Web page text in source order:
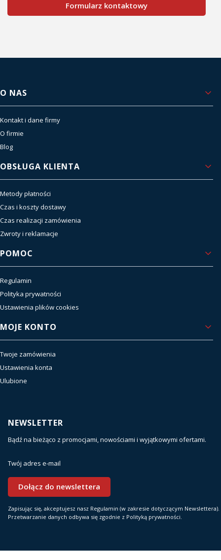
Formularz kontaktowy
Linki w stopce
O NAS
Kontakt i dane firmy
O firmie
Blog
OBSŁUGA KLIENTA
Metody płatności
Czas i koszty dostawy
Czas realizacji zamówienia
Zwroty i reklamacje
POMOC
Regulamin
Polityka prywatności
Ustawienia plików cookies
MOJE KONTO
Twoje zamówienia
Ustawienia konta
Ulubione
NEWSLETTER
Bądź na bieżąco z promocjami, nowościami i wyjątkowymi ofertami.
Twój adres e-mail
Dołącz do newslettera
Zapisując się, akceptujesz nasz Regulamin (w zakresie dotyczącym Newslettera).
Przetwarzanie danych odbywa się zgodnie z Polityką prywatności.